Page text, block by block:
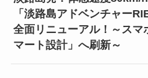
「淡路島アドベンチャー
全面リニューアル！～スマ
マート設計」へ刷新～